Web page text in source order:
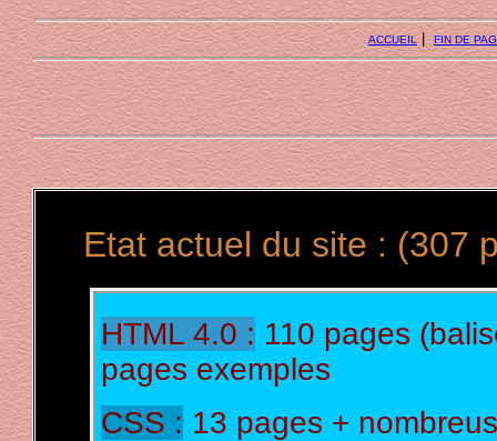
ACCUEIL|FIN DE
Etat actuel du site : (307
HTML 4.0 : 110 pages
pages exemples
CSS : 13 pages +